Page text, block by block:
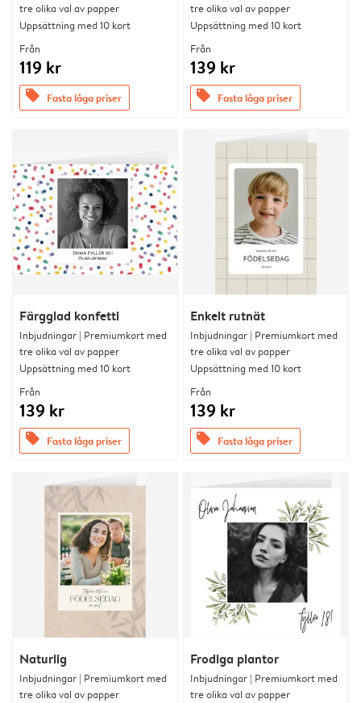
tre olika val av papper
Uppsättning med 10 kort
Från
119 kr
offers Fasta låga priser
tre olika val av papper
Uppsättning med 10 kort
Från
139 kr
offers Fasta låga priser
Färgglad konfetti
Inbjudningar | Premiumkort med
tre olika val av papper
Uppsättning med 10 kort
Från
139 kr
offers Fasta låga priser
Enkelt rutnät
Inbjudningar | Premiumkort med
tre olika val av papper
Uppsättning med 10 kort
Från
139 kr
offers Fasta låga priser
Naturlig
Inbjudningar | Premiumkort med
tre olika val av papper
Frodiga plantor
Inbjudningar | Premiumkort med
tre olika val av papper